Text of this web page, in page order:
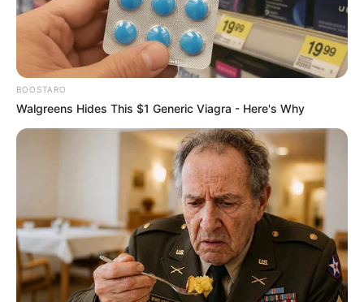
BOOSTARO
Walgreens Hides This $1 Generic Viagra - Here's Why